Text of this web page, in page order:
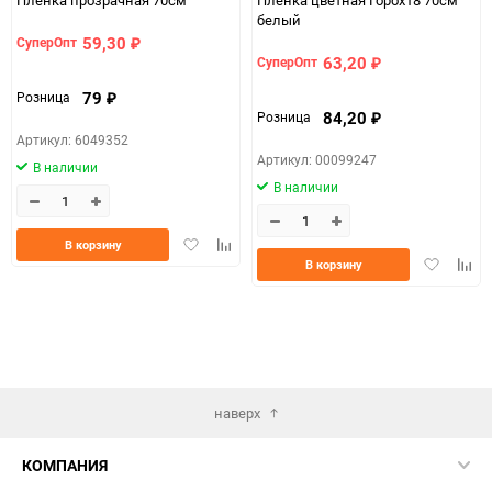
СуперОпт 59,30 ₽
Розница 79 ₽
Артикул: 6049352
В наличии
ДобавитьДобавить
сравнению
В корзину
белый
СуперОпт 63,20 ₽
Розница 84,20 ₽
Артикул: 00099247
В наличии
Добавить
В корзину
наверх
КОМПАНИЯ